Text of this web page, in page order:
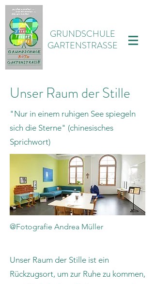
GRUNDSCHULE
GARTENSTRASSE
Unser Raum der Stille
"Nur in einem ruhigen See spiegeln
sich die Sterne" (chinesisches
Sprichwort)
@Fotografie Andrea Müller
Unser Raum der Stille ist ein
Rückzugsort, um zur Ruhe zu kommen,